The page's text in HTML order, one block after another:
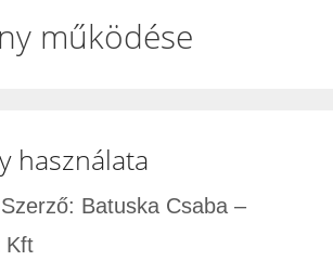
működése
használata
Szerző: Batuska Csaba –
Kft